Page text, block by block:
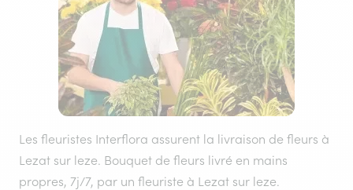
Les fleuristes Interflora assurent la livraison de fleurs à
Lezat sur leze. Bouquet de fleurs livré en mains
propres, 7j/7, par un fleuriste à Lezat sur leze.